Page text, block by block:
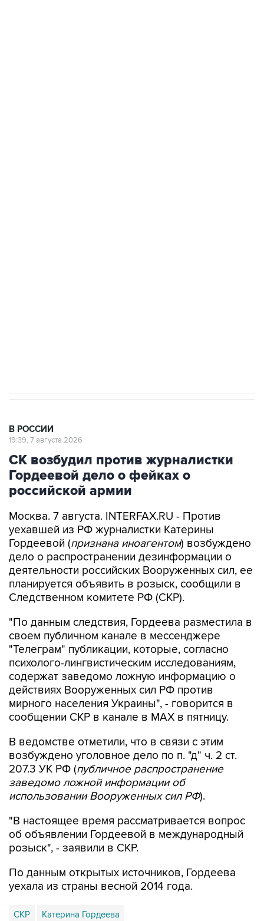
В РОССИИ
19:39, 7 августа 2026
СК возбудил против журналистки
Гордеевой дело о фейках о
российской армии
Москва. 7 августа. INTERFAX.RU - Против
уехавшей из РФ журналистки Катерины
Гордеевой (признана иноагентом) возбуждено
дело о распространении дезинформации о
деятельности российских Вооруженных сил, ее
планируется объявить в розыск, сообщили в
Следственном комитете РФ (СКР).
"По данным следствия, Гордеева разместила в
своем публичном канале в мессенджере
"Телеграм" публикации, которые, согласно
психолого-лингвистическим исследованиям,
содержат заведомо ложную информацию о
действиях Вооруженных сил РФ против
мирного населения Украины", - говорится в
сообщении СКР в канале в MAX в пятницу.
В ведомстве отметили, что в связи с этим
возбуждено уголовное дело по п. "д" ч. 2 ст.
207.3 УК РФ (публичное распространение
заведомо ложной информации об
использовании Вооруженных сил РФ).
"В настоящее время рассматривается вопрос
об объявлении Гордеевой в международный
розыск", - заявили в СКР.
По данным открытых источников, Гордеева
уехала из страны весной 2014 года.
СКР Катерина Гордеева